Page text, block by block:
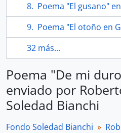
Poema "El gusano" enviado por
Poema "El otoño en Gerona"
32 más...
Poema "De mi
enviado por
Soledad Bianchi
Fondo Soledad Bianchi